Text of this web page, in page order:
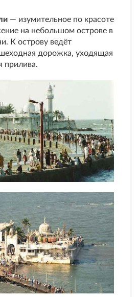
— изумительное по красоте
на небольшом острове в
К острову ведёт
дорожка, уходящая
прилива.